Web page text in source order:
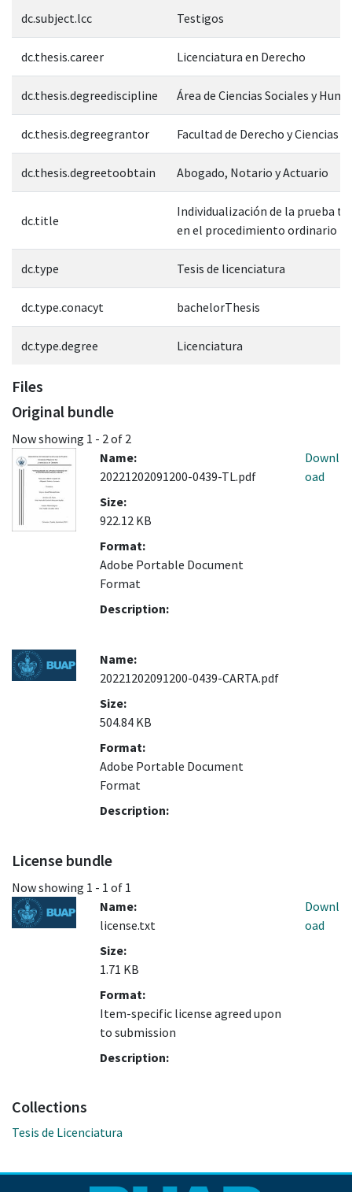
dc.subject.lcc Testigos
dc.thesis.career Licenciatura en Derecho
dc.thesis.degreediscipline Área de Ciencias Sociales y
dc.thesis.degreegrantor Facultad de Derecho y Ciencias
dc.thesis.degreetoobtain Abogado, Notario y Actuario
dc.title
Individualización de la prueba
en el procedimiento ordinario
dc.type Tesis de licenciatura
dc.type.conacyt bachelorThesis
dc.type.degree Licenciatura
Files
Original bundle
Now showing 1 - 2 of 2
Name:
20221202091200-0439-TL.pdf
Size:
922.12 KB
Format:
Adobe Portable Document
Format
Description:
Downl
oad
Name:
20221202091200-0439-CARTA.pdf
Size:
504.84 KB
Format:
Adobe Portable Document
Format
Description:
License bundle
Now showing 1 - 1 of 1
Name:
license.txt
Size:
1.71 KB
Format:
Item-specific license agreed upon
to submission
Description:
Downl
oad
Collections
Tesis de Licenciatura